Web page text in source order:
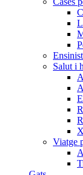
Salut i
Viatge